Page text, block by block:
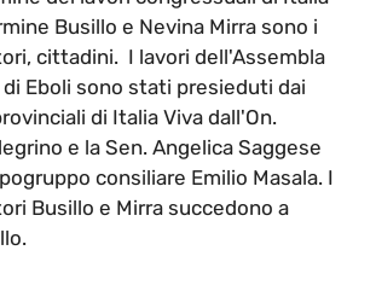
Busillo e Nevina Mirra sono i
cittadini. I lavori dell'Assembla
Eboli sono stati presieduti dai
di Italia Viva dall'On.
e la Sen. Angelica Saggese
consiliare Emilio Masala. I
Busillo e Mirra succedono a